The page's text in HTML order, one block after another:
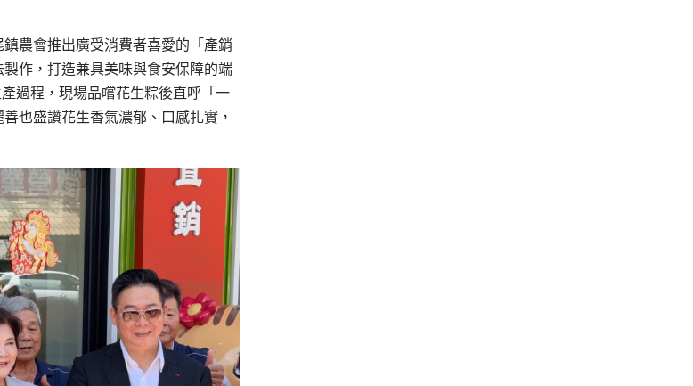
農會推出廣受消費者喜愛的「產銷
作，打造兼具美味與食安保障的端
過程，現場品嚐花生粽後直呼「一
也盛讚花生香氣濃郁、口感扎實，